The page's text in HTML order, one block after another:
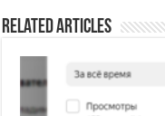
Related Articles